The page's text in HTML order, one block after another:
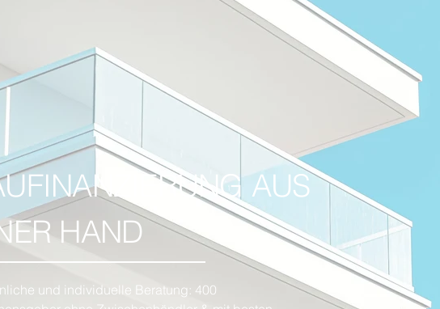
AUS
HAND
und individuelle Beratung: 400